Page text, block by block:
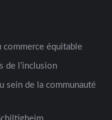
commerce équitable
de l’inclusion
sein de la communauté